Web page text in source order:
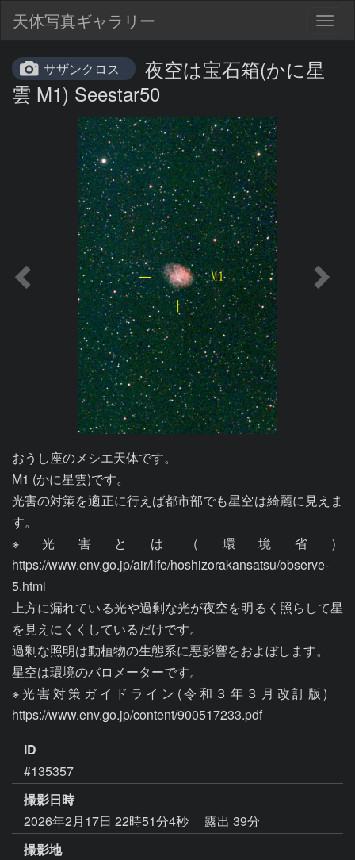
天体写真ギャラリー
サザンクロス
夜空は宝石箱(かに星
雲 M1) Seestar50
おうし座のメシエ天体です。
M1 (かに星雲)です。
光害の対策を適正に行えば都市部でも星空は綺麗に見えま
す。
※光害とは（環境省）
https://www.env.go.jp/air/life/hoshizorakansatsu/observe-
5.html
上方に漏れている光や過剰な光が夜空を明るく照らして星
を見えにくくしているだけです。
過剰な照明は動植物の生態系に悪影響をおよぼします。
星空は環境のバロメーターです。
※光害対策ガイドライン(令和３年３月改訂版)
ID
#135357
撮影日時
2026年2月17日 22時51分4秒
露出 39分
撮影地